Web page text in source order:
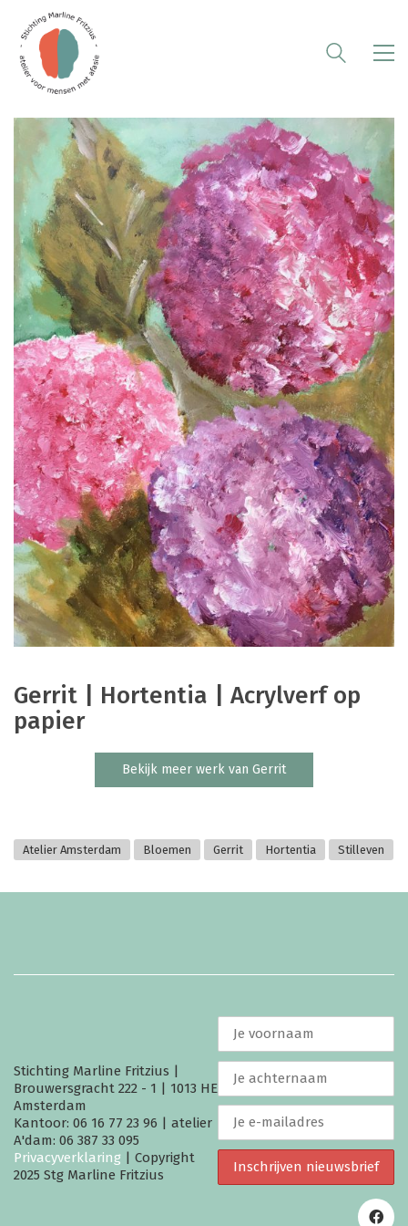
Gerrit | Hortentia | Acrylverf op
papier
Bekijk meer werk van Gerrit
Atelier Amsterdam Bloemen Gerrit Hortentia Stilleven
Stichting Marline Fritzius |
Brouwersgracht 222 - 1 | 1013 HE
Amsterdam
Kantoor: 06 16 77 23 96 | atelier
A'dam: 06 387 33 095
Privacyverklaring | Copyright
2025 Stg Marline Fritzius